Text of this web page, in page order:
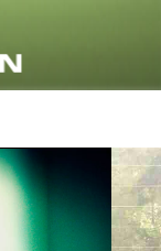
Deens
Grieks
Español
Frans